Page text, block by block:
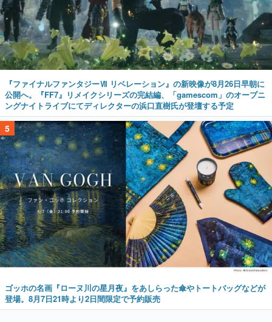
『ファイナルファンタジーⅦ リベレーション』の新映像が8月26日早朝に
公開へ。『FF7』リメイクシリーズの完結編、「gamescom」のオープニ
ングナイトライブにてディレクターの浜口直樹氏が登壇する予定
5
ゴッホの名画『ローヌ川の星月夜』をあしらった傘やトートバッグなどが
登場。8月7日21時より2日間限定で予約販売